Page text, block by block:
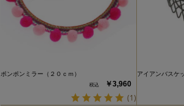
ポンポンミラー（２０ｃｍ）
￥3,960
(1)
アイアンバスケ